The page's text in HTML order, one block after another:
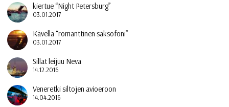
kiertue “Night Petersburg”
03.01.2017
Kävellä “romanttinen saksofoni”
03.01.2017
Sillat leijuu Neva
14.12.2016
Veneretki siltojen avioeroon
14.04.2016